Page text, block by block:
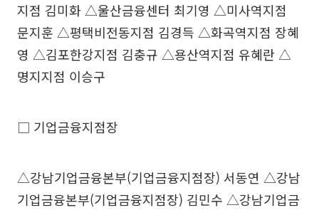
지점 김미화 △울산금융센터 최기영 △미사역지점
문지훈 △평택비전동지점 김경득 △화곡역지점 장혜
영 △김포한강지점 김충규 △용산역지점 유혜란 △
명지지점 이승구
□ 기업금융지점장
△강남기업금융본부(기업금융지점장) 서동연 △강남
기업금융본부(기업금융지점장) 김민수 △강남기업금